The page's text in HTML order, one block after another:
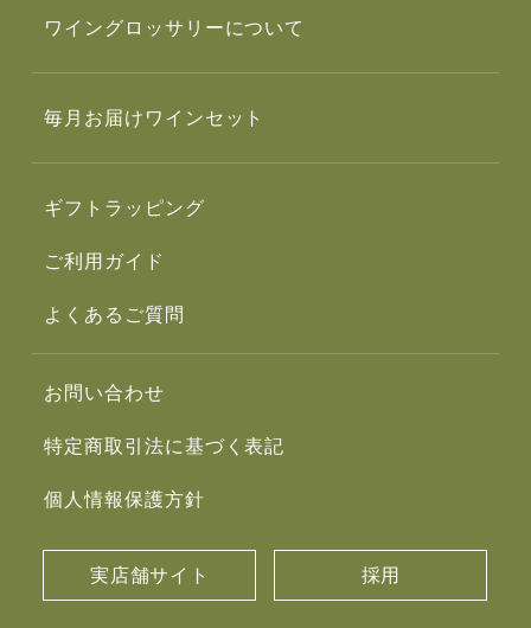
ワイングロッサリーについて
毎月お届けワインセット
ギフトラッピング
ご利用ガイド
よくあるご質問
お問い合わせ
特定商取引法に基づく表記
個人情報保護方針
実店舗サイト 採用